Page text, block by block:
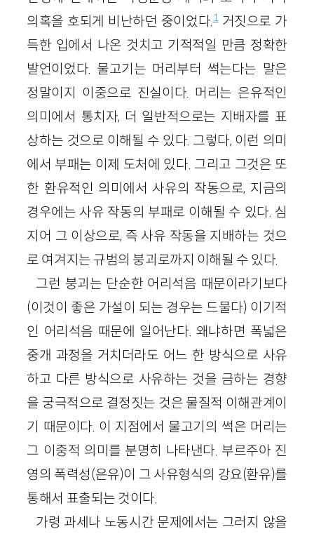
의혹을 호되게 비난하던 중이었다.1거짓으로 가
득한 입에서 나온 것치고 기적적일 만큼 정확한
발언이었다. 물고기는 머리부터 썩는다는 말은
정말이지 이중으로 진실이다. 머리는 은유적인
의미에서 통치자, 더 일반적으로는 지배자를 표
상하는 것으로 이해될 수 있다. 그렇다, 이런 의미
에서 부패는 이제 도처에 있다. 그리고 그것은 또
한 환유적인 의미에서 사유의 작동으로, 지금의
경우에는 사유 작동의 부패로 이해될 수 있다. 심
지어 그 이상으로, 즉 사유 작동을 지배하는 것으
로 여겨지는 규범의 붕괴로까지 이해될 수 있다.
그런 붕괴는 단순한 어리석음 때문이라기보다
(이것이 좋은 가설이 되는 경우는 드물다) 이기적
인 어리석음 때문에 일어난다. 왜냐하면 폭넓은
중개 과정을 거치더라도 어느 한 방식으로 사유
하고 다른 방식으로 사유하는 것을 금하는 경향
을 궁극적으로 결정짓는 것은 물질적 이해관계이
기 때문이다. 이 지점에서 물고기의 썩은 머리는
그 이중적 의미를 분명히 나타낸다. 부르주아 진
영의 폭력성(은유)이 그 사유형식의 강요(환유)를
통해서 표출되는 것이다.
가령 과세나 노동시간 문제에서는 그러지 않을